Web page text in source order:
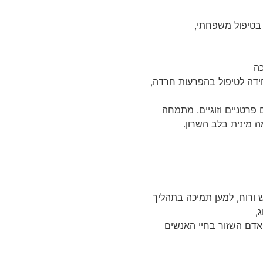
משפחתי,
לטיפול בהפרעות חרדה,
וזוגיים. מתמחה
מינית בלב השרון.
למען תמיכה בתהליך
השזור בחיי האנשים